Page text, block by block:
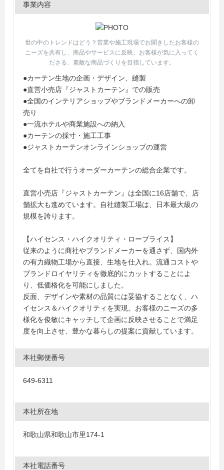
事業内容
世の中のトレンドはどう？営業や施工現場でお聞きしたお客様の
ニーズを共有し、商品やサービスに反映。お客様が気に入ってく
ださる、素敵な商品づくりを目指しています。
●カーテン生地の企画・デザイン、縫製
●直営小売店『ジャストカーテン』での販売
●全国のインテリアショップやブランドメーカーへの卸
売り
●一流ホテルや商業施設への納入
●カーテンの採寸・施工工事
●ジャストカーテンオンラインショップの運営
全てを自社で行うオーダーカーテンの総合企業です。
直営小売店『ジャストカーテン』は全国に16店舗で、店
舗拡大も進めています。自社縫製工場は、日本最大級の
規模を誇ります。
【ハイセンス・ハイクオリティ・ロープライス】
従来のように商社やブランドメーカーを通さず、国内外
の有力織物工場から直接、生地を仕入れ。流通コストや
ブランドロイヤリティを徹底的にカットすることによ
り、低価格化を可能にしました。
反面、デザインや素材の品質には妥協することなく、ハ
イセンス＆ハイクオリティを実現。お客様のニーズの多
様化を俊敏にキャッチして企画に反映させることで満足
度を向上させ、豊かな暮らしの提案に貢献しています。
本社郵便番号
649-6311
本社所在地
和歌山県和歌山市里174-1
本社電話番号